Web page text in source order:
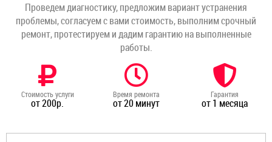
Проведем диагностику, предложим вариант устранения
проблемы, согласуем с вами стоимость, выполним срочный
ремонт, протестируем и дадим гарантию на выполненные
работы.
Стоимость услуги
от 200р.
Время ремонта
от 20 минут
Гарантия
от 1 месяца